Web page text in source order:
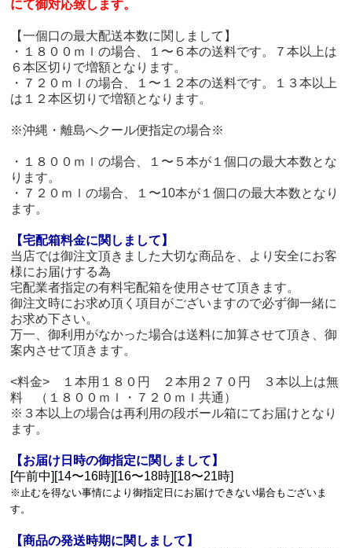
にて御対応致します。
【一個口の最大配送本数に関しまして】
・１８００ｍｌの場合、１〜６本の送料です。７本以上は
６本区切りで増額となります。
・７２０ｍｌの場合、１〜１２本の送料です。１３本以上
は１２本区切りで増額となります。
※沖縄・離島へクール便指定の場合※
・１８００ｍｌの場合、１〜５本が１個口の最大本数とな
ります。
・７２０ｍｌの場合、１〜10本が１個口の最大本数となり
ます。
【宅配箱料金に関しまして】
当店では御注文頂きました大切な商品を、より安全にお客
様にお届けする為
宅配業者指定の有料宅配箱を使用させて頂きます。
御注文時にお求め頂く項目がございますので必ず御一緒に
お求め下さい。
万一、御利用がなかった場合は送料に加算させて頂き、御
案内させて頂きます。
<料金> １本用１８０円 ２本用２７０円 ３本以上は無
料 （１８００ｍｌ・７２０ｍｌ共通）
※３本以上の場合は再利用の段ボール箱にてお届けとなり
ます。
【お届け日時の御指定に関しまして】
[午前中][14〜16時][16〜18時][18〜21時]
※止むを得ない事情により御指定日にお届けできない場合もございま
す。
【商品の発送時期に関しまして】